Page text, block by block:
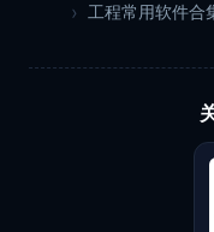
工程常用软件合